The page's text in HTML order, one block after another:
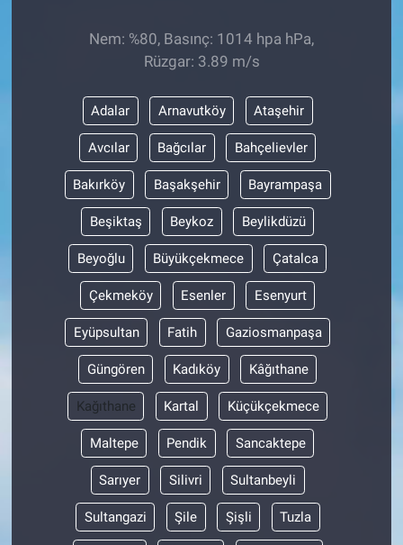
Nem: %80, Basınç: 1014 hpa hPa,
Rüzgar: 3.89 m/s
Adalar Arnavutköy Ataşehir
Avcılar Bağcılar Bahçelievler
Bakırköy Başakşehir Bayrampaşa
Beşiktaş Beykoz Beylikdüzü
Beyoğlu Büyükçekmece Çatalca
Çekmeköy Esenler Esenyurt
Eyüpsultan Fatih Gaziosmanpaşa
Güngören Kadıköy Kâğıthane
Kağıthane Kartal Küçükçekmece
Maltepe Pendik Sancaktepe
Sarıyer Silivri Sultanbeyli
Sultangazi Şile Şişli Tuzla